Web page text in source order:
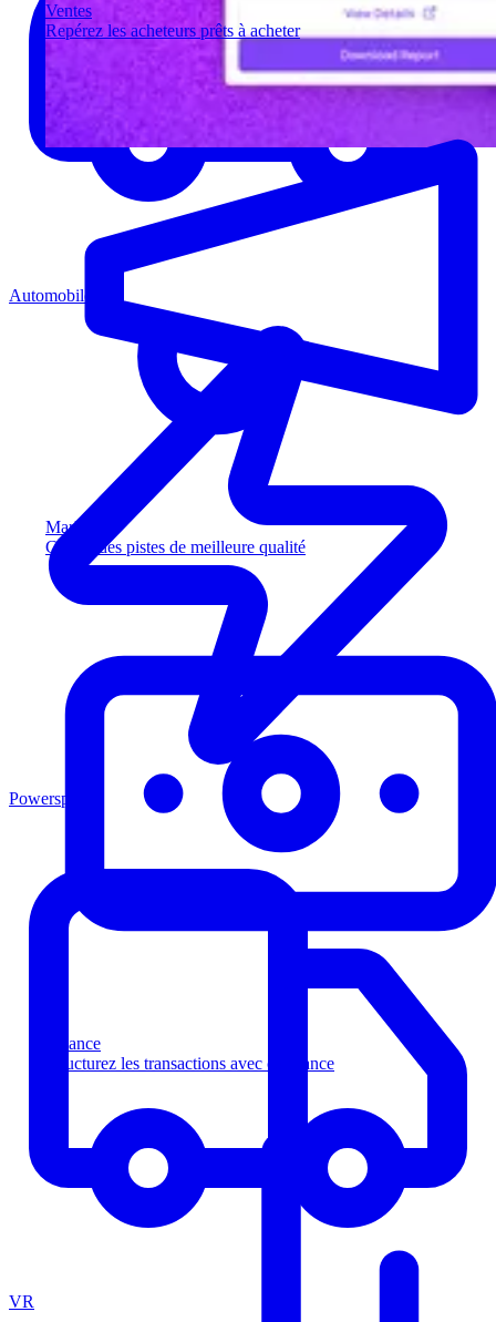
Ventes
Repérez les acheteurs prêts à acheter
Marketing
Captez des pistes de meilleure qualité
Finance
Structurez les transactions avec confiance
Automobile
Powersports
VR